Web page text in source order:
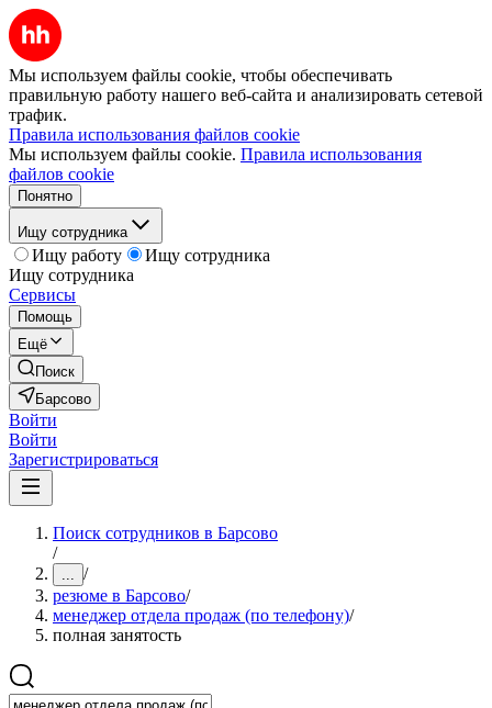
Мы используем файлы cookie, чтобы обеспечивать
правильную работу нашего веб-сайта и анализировать сетевой
трафик.
Правила использования файлов cookie
Мы используем файлы cookie. Правила использования
файлов cookie
Понятно
Ищу сотрудника
Ищу работу
Ищу сотрудника
Ищу сотрудника
Сервисы
Помощь
Ещё
Поиск
Барсово
Войти
Войти
Зарегистрироваться
Поиск сотрудников в Барсово
/
... /
резюме в Барсово/
менеджер отдела продаж (по телефону)/
полная занятость